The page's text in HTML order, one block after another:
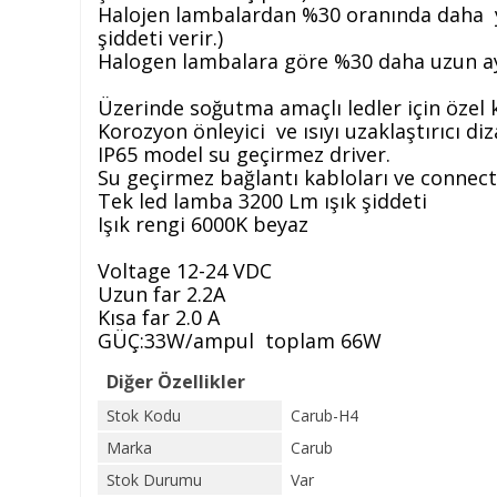
Halojen lambalardan %30 oranında daha
şiddeti verir.)
Halogen lambalara göre %30 daha uzun
Üzerinde soğutma amaçlı ledler için
Korozyon önleyici ve ısıyı uzaklaştırıcı
IP65 model su geçirmez driver.
Su geçirmez bağlantı kabloları ve
Tek led lamba 3200 Lm ışık şiddeti
Işık rengi 6000K beyaz
Voltage 12-24 VDC
Uzun far 2.2A
Kısa far 2.0 A
GÜÇ:33W/ampul toplam 66W
Diğer Özellikler
Stok Kodu
Carub-H4
Marka
Carub
Stok Durumu
Var